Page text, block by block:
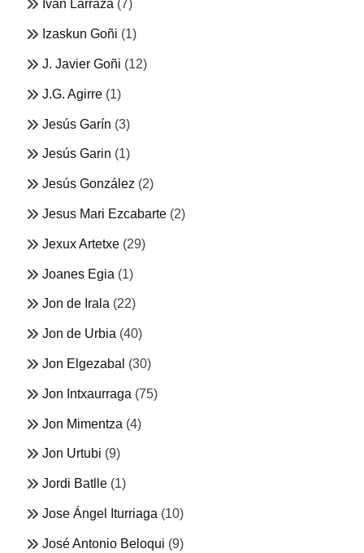
Ivan Larraza (7)
Izaskun Goñi (1)
J. Javier Goñi (12)
J.G. Agirre (1)
Jesús Garín (3)
Jesús Garin (1)
Jesús González (2)
Jesus Mari Ezcabarte (2)
Jexux Artetxe (29)
Joanes Egia (1)
Jon de Irala (22)
Jon de Urbia (40)
Jon Elgezabal (30)
Jon Intxaurraga (75)
Jon Mimentza (4)
Jon Urtubi (9)
Jordi Batlle (1)
Jose Ángel Iturriaga (10)
José Antonio Beloqui (9)